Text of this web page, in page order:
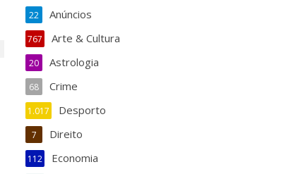
Anúncios
22
Arte & Cultura
767
Astrologia
20
Crime
68
Desporto
1.017
Direito
7
Economia
112